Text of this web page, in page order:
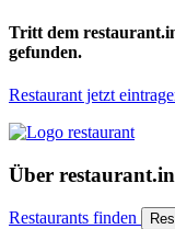
Tritt dem
gefunden.
Restaurant jetzt
Über
Restaurants finden